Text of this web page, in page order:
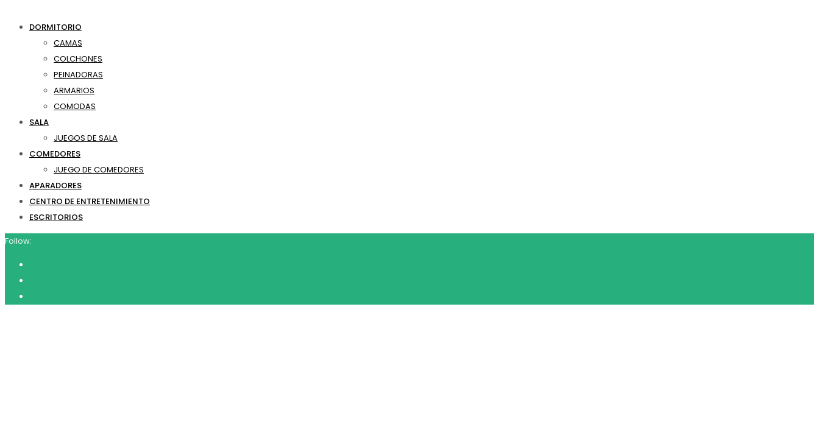
DORMITORIO
CAMAS
COLCHONES
PEINADORAS
ARMARIOS
COMODAS
SALA
JUEGOS DE SALA
COMEDORES
JUEGO DE COMEDORES
APARADORES
CENTRO DE ENTRETENIMIENTO
ESCRITORIOS
Follow: